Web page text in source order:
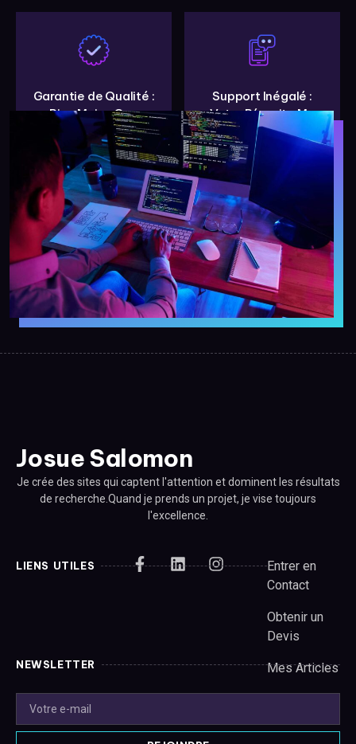
Garantie de Qualité :
Rien Moins Que
l'Excellence
Support Inégalé :
Votre Réussite Ma
Priorité
Josue Salomon
Je crée des sites qui captent l'attention et dominent les résultats
de recherche.Quand je prends un projet, je vise toujours
l'excellence.
LIENS UTILES
Entrer en
Contact
Obtenir un
Devis
Mes Articles
NEWSLETTER